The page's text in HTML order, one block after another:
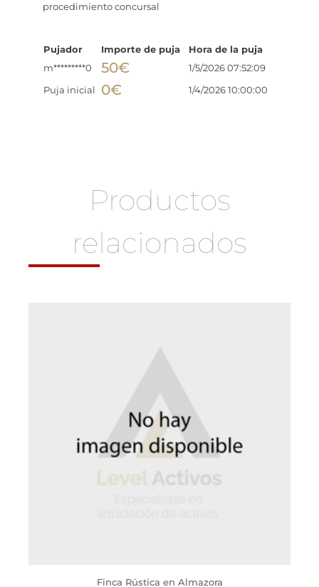
procedimiento concursal
Pujador Importe de puja
Hora de la puja
m*********0
50€
1/5/2026 07:52:09
Puja inicial
0€ 1/4/2026 10:00:00
Productos
relacionados
Finca Rústica en Almazora